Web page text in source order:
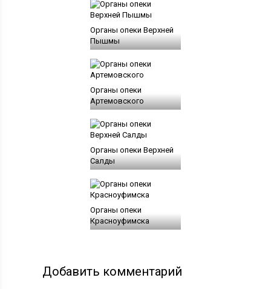
Органы опеки Верхней
Пышмы
Органы опеки
Артемовского
Органы опеки Верхней
Салды
Органы опеки
Красноуфимска
Добавить комментарий